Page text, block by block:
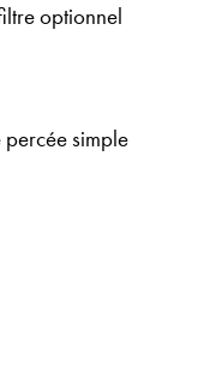
optionnel
simple